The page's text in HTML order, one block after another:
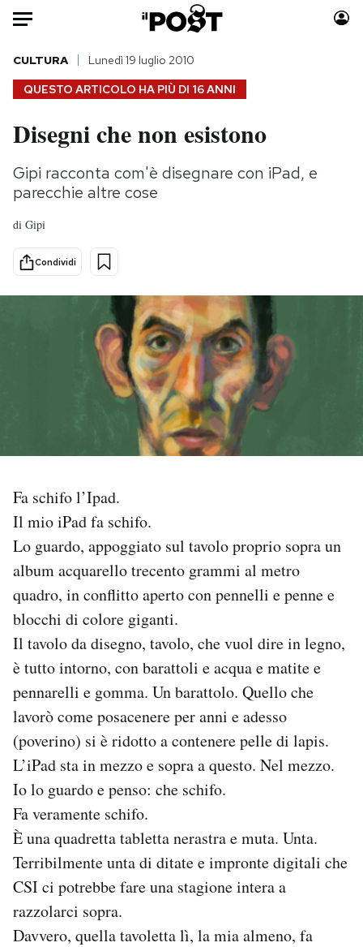
Auto
HOME
Italia
Politica
Scienza
Cultura
Economia
Moda
Consumismi
Altrecose
Mondiali calcio 2026
I MIEI PREFERITI
SHOP
AREA PERSONALE
Area Personale
Newsletter
Notifiche mobile
Regala il Post
Hai bisogno di aiuto?
Esci
QUESTO ARTICOLO HA PIÙ DI 16 ANNI
CULTURA Lunedì 19 luglio 2010
Disegni che non esistono
Gipi racconta com'è disegnare con iPad, e
parecchie altre cose
di Gipi
Condividi
Fa schifo l’Ipad.
Il mio iPad fa schifo.
Lo guardo, appoggiato sul tavolo proprio sopra un
album acquarello trecento grammi al metro
quadro, in conflitto aperto con pennelli e penne e
blocchi di colore giganti.
Il tavolo da disegno, tavolo, che vuol dire in legno,
è tutto intorno, con barattoli e acqua e matite e
pennarelli e gomma. Un barattolo. Quello che
lavorò come posacenere per anni e adesso
(poverino) si è ridotto a contenere pelle di lapis.
L’iPad sta in mezzo e sopra a questo. Nel mezzo.
Io lo guardo e penso: che schifo.
Fa veramente schifo.
È una quadretta tabletta nerastra e muta. Unta.
Terribilmente unta di ditate e impronte digitali che
CSI ci potrebbe fare una stagione intera a
razzolarci sopra.
Davvero, quella tavoletta lì, la mia almeno, fa